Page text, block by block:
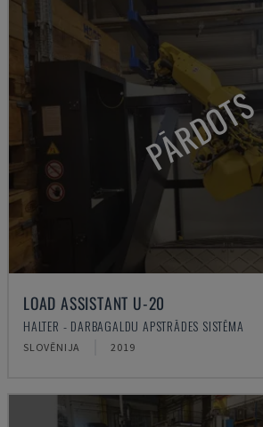
PĀRDOTS
LOAD ASSISTANT U-20
HALTER - DARBAGALDU APSTRĀDES SISTĒMA
SLOVĒNIJA 2019